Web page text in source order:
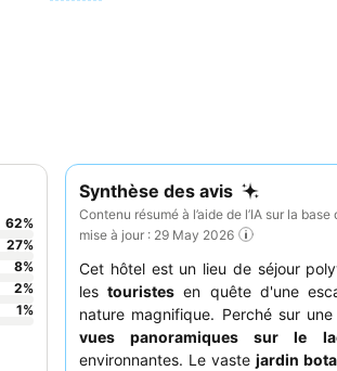
Synthèse des avis
Contenu résumé à l’aide de l’IA sur la
mise à jour : 29 May 2026
Cet hôtel est un lieu de séjour
lestouristes en quête d'une
nature magnifique. Perché sur
vues panoramiques sur le
environnantes. Le vaste jardin
62%
27%
8%
2%
1%